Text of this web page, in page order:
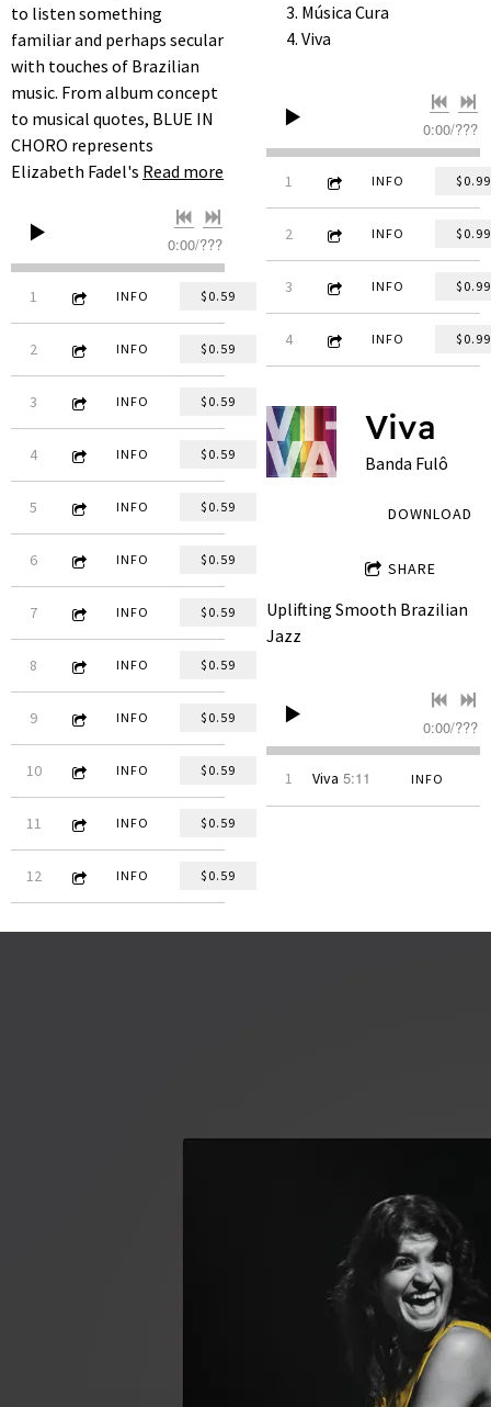
to listen something
familiar and perhaps secular
with touches of Brazilian
music. From album concept
to musical quotes, BLUE IN
CHORO represents
Elizabeth Fadel's Read more
0:00/???
1 De E para E
3:35 INFO $0.59
2 Antonio Rocks
5:52 INFO $0.59
3 Black Keys
4:35 INFO $0.59
4 Sempre Bom
3:42 INFO $0.59
5 Cabelo de Anjo
4:48 INFO $0.59
6 Iceland
5:23 INFO $0.59
7 Preludiando
4:35 INFO $0.59
8 No4:32 INFO $0.59
9 Clarinete Holandês
4:59 INFO $0.59
10 Solfeggietto
3:09 INFO $0.59
11 Blue in Choro
6:19 INFO $0.59
12 Tomando um Chopin
5:08 INFO $0.59
Música Cura
Viva
0:00/???
1 Forró do Pantanal (feat.
3:27 INFO $0.99
2 Blue in Choro
5:34 INFO $0.99
3 Música Cura
5:20 INFO $0.99
4 Viva (remastered)
5:12 INFO $0.99
Viva
Banda Fulô
DOWNLOAD
SHARE
Uplifting Smooth Brazilian
Jazz
0:00/???
1 Viva 5:11 INFO